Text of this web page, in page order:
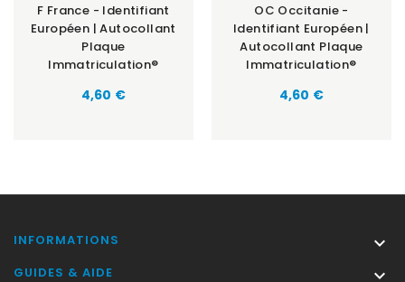
F France - Identifiant
Européen | Autocollant
Plaque
Immatriculation®
Prix
4,60 €
OC Occitanie -
Identifiant Européen |
Autocollant Plaque
Immatriculation®
Prix
4,60 €
INFORMATIONS 
GUIDES & AIDE 